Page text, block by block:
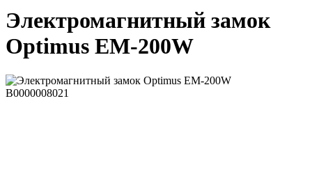
Электромагнитный замок
Optimus EM-200W
В0000008021